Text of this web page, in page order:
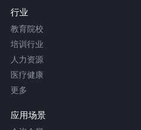
行业
教育院校
培训行业
人力资源
医疗健康
更多
应用场景